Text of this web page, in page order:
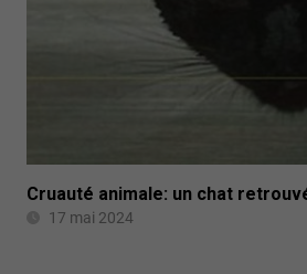
Cruauté animale: un chat
17 mai 2024